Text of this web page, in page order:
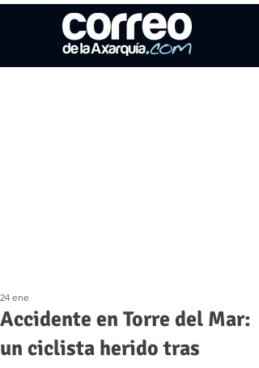
Accidente en Torre del Mar:
un ciclista herido tras
24 ene